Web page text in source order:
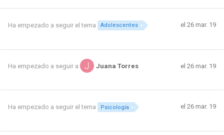
Ha empezado a seguir el tema Adolescentes el 26 mar. 19
Ha empezado a seguir a Juana Torres el 26 mar. 19
Ha empezado a seguir el tema Psicología el 26 mar. 19